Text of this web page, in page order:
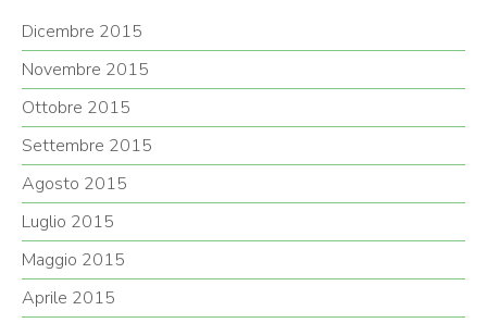
Dicembre 2015
Novembre 2015
Ottobre 2015
Settembre 2015
Agosto 2015
Luglio 2015
Maggio 2015
Aprile 2015